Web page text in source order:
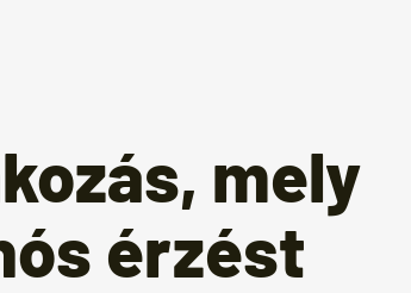
mely
érzést